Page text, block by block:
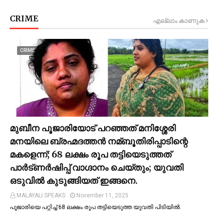
CRIME എല്ലാം കാണുക
CRIME
മുബീന പൂജാരിയോട് പറഞ്ഞത് മനിശ്ശേരി
മനയിലെ ബ്രഹ്മദത്തൻ നമ്ബൂതിരിപ്പാടിന്റെ
മകളെന്ന്; 68 ലക്ഷം രൂപ തട്ടിയെടുത്തത്
പാര്‍ട്ണര്‍ഷിപ്പ് വാഗ്ദാനം ചെയ്തും; യുവതി
ഒടുവില്‍ കുടുങ്ങിയത് ഇങ്ങനെ.
MALAYALI SPEAKS
November 11, 2025
പൂജാരിയെ പറ്റിച്ച്‌ 68 ലക്ഷം രൂപ തട്ടിയെടുത്ത യുവതി പിടിയില്‍.